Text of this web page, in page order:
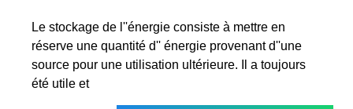
Le stockage de l''énergie consiste à mettre en
réserve une quantité d'' énergie provenant d''une
source pour une utilisation ultérieure. Il a toujours
été utile et